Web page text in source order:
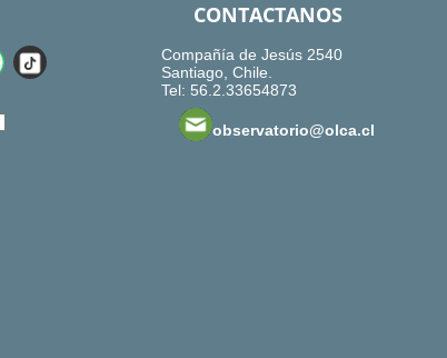
CONTACTANOS
Compañía de Jesús 2540
Santiago, Chile.
Tel: 56.2.33654873
observatorio@olca.cl